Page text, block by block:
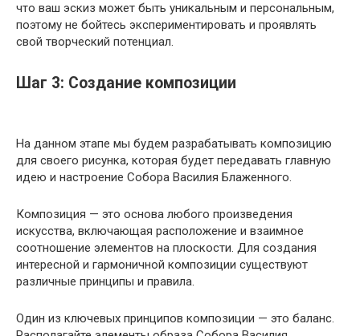
что ваш эскиз может быть уникальным и персональным,
поэтому не бойтесь экспериментировать и проявлять
свой творческий потенциал.
Шаг 3: Создание композиции
На данном этапе мы будем разрабатывать композицию
для своего рисунка, которая будет передавать главную
идею и настроение Собора Василия Блаженного.
Композиция — это основа любого произведения
искусства, включающая расположение и взаимное
соотношение элементов на плоскости. Для создания
интересной и гармоничной композиции существуют
различные принципы и правила.
Один из ключевых принципов композиции — это баланс.